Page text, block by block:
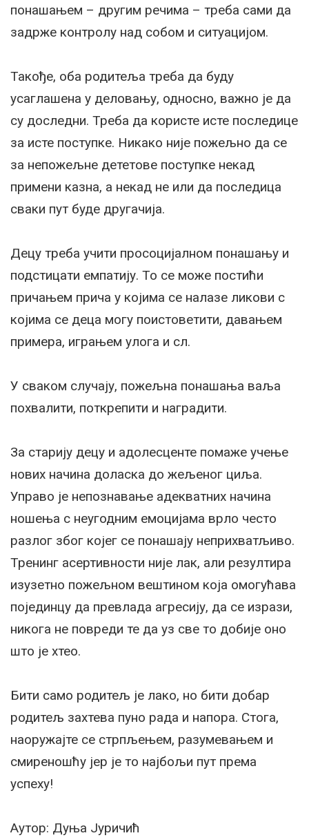
понашањем – другим речима – треба сами да
задрже контролу над собом и ситуацијом.
Такође, оба родитеља треба да буду
усаглашена у деловању, односно, важно је да
су доследни. Треба да користе исте последице
за исте поступке. Никако није пожељно да се
за непожељне дететове поступке некад
примени казна, а некад не или да последица
сваки пут буде другачија.
Децу треба учити просоцијалном понашању и
подстицати емпатију. То се може постићи
причањем прича у којима се налазе ликови с
којима се деца могу поистоветити, давањем
примера, играњем улога и сл.
У сваком случају, пожељна понашања ваља
похвалити, поткрепити и наградити.
За старију децу и адолесценте помаже учење
нових начина доласка до жељеног циља.
Управо је непознавање адекватних начина
ношења с неугодним емоцијама врло често
разлог због којег се понашају неприхватљиво.
Тренинг асертивности није лак, али резултира
изузетно пожељном вештином која омогућава
појединцу да превлада агресију, да се изрази,
никога не повреди те да уз све то добије оно
што је хтео.
Бити само родитељ је лако, но бити добар
родитељ захтева пуно рада и напора. Стога,
наоружајте се стрпљењем, разумевањем и
смиреношћу јер је то најбољи пут према
успеху!
Аутор: Дуња Јуричић